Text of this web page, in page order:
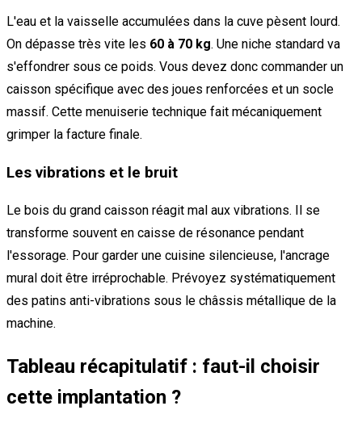
L'eau et la vaisselle accumulées dans la cuve pèsent lourd.
On dépasse très vite les 60 à 70 kg. Une niche standard va
s'effondrer sous ce poids. Vous devez donc commander un
caisson spécifique avec des joues renforcées et un socle
massif. Cette menuiserie technique fait mécaniquement
grimper la facture finale.
Les vibrations et le bruit
Le bois du grand caisson réagit mal aux vibrations. Il se
transforme souvent en caisse de résonance pendant
l'essorage. Pour garder une cuisine silencieuse, l'ancrage
mural doit être irréprochable. Prévoyez systématiquement
des patins anti-vibrations sous le châssis métallique de la
machine.
Tableau récapitulatif : faut-il choisir
cette implantation ?